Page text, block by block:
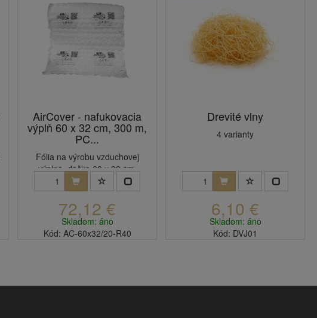
AirCover - nafukovacia
výplň 60 x 32 cm, 300 m,
PC...
Fólia na výrobu vzduchovej
výplne, dečka 60 x 32 cm.
72,12 €
Skladom: áno
Kód: AC-60x32/20-R40
Drevité vlny
4 varianty
6,10 €
Skladom: áno
Kód: DVJ01